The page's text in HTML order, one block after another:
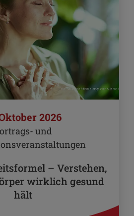
2026
und
– Verstehen,
wirklich gesund
hält